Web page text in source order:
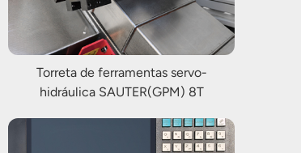
Torreta de ferramentas servo-
hidráulica SAUTER(GPM) 8T